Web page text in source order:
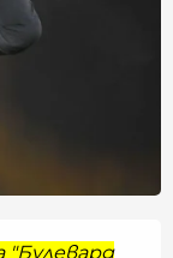
"Булевард